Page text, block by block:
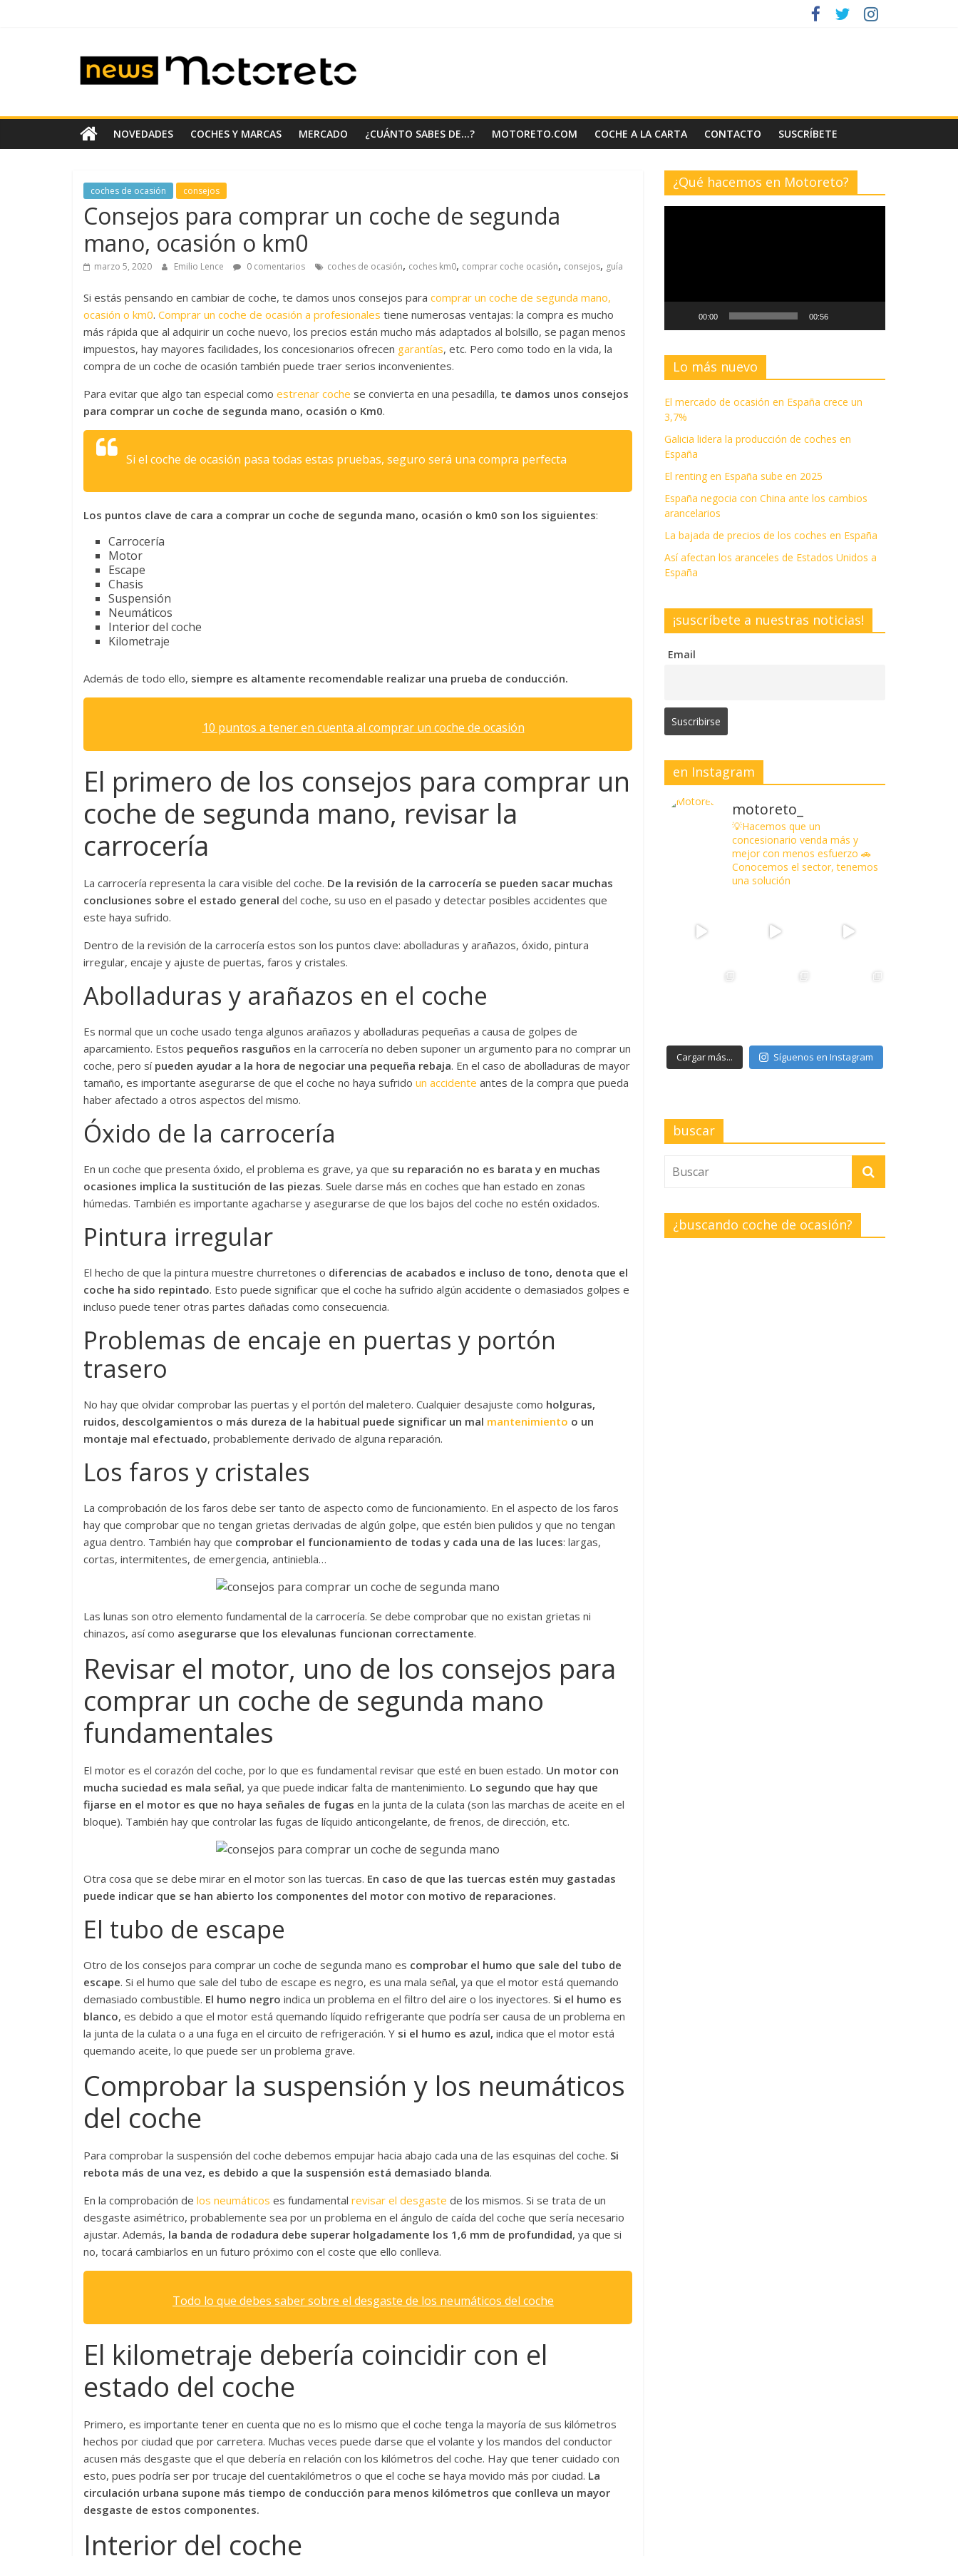
News
Motoreto
Noticias
de
de
ocasión
NOVEDADES COCHES Y MARCAS MERCADO ¿CUÁNTO SABES DE…? MOTORETO.COM COCHE A LA CARTA CONTACTO SUSCRÍBETE
coches de ocasión consejos
Consejos para comprar un coche de segunda
mano, ocasión o km0
marzo 5, 2020 Emilio Lence 0 comentarios coches de ocasión, coches km0, comprar coche ocasión, consejos, guía
Si estás pensando en cambiar de coche, te damos unos consejos para comprar un coche de segunda mano,
ocasión o km0. Comprar un coche de ocasión a profesionales tiene numerosas ventajas: la compra es mucho
más rápida que al adquirir un coche nuevo, los precios están mucho más adaptados al bolsillo, se pagan menos
impuestos, hay mayores facilidades, los concesionarios ofrecen garantías, etc. Pero como todo en la vida, la
compra de un coche de ocasión también puede traer serios inconvenientes.
Para evitar que algo tan especial como estrenar coche se convierta en una pesadilla, te damos unos consejos
para comprar un coche de segunda mano, ocasión o Km0.
Si el coche de ocasión pasa todas estas pruebas, seguro será una compra perfecta
Los puntos clave de cara a comprar un coche de segunda mano, ocasión o km0 son los siguientes:
Carrocería
Motor
Escape
Chasis
Suspensión
Neumáticos
Interior del coche
Kilometraje
Además de todo ello, siempre es altamente recomendable realizar una prueba de conducción.
10 puntos a tener en cuenta al comprar un coche de ocasión
El primero de los consejos para comprar un
coche de segunda mano, revisar la
carrocería
La carrocería representa la cara visible del coche. De la revisión de la carrocería se pueden sacar muchas
conclusiones sobre el estado general del coche, su uso en el pasado y detectar posibles accidentes que
este haya sufrido.
Dentro de la revisión de la carrocería estos son los puntos clave: abolladuras y arañazos, óxido, pintura
irregular, encaje y ajuste de puertas, faros y cristales.
Abolladuras y arañazos en el coche
Es normal que un coche usado tenga algunos arañazos y abolladuras pequeñas a causa de golpes de
aparcamiento. Estos pequeños rasguños en la carrocería no deben suponer un argumento para no comprar un
coche, pero sí pueden ayudar a la hora de negociar una pequeña rebaja. En el caso de abolladuras de mayor
tamaño, es importante asegurarse de que el coche no haya sufrido un accidente antes de la compra que pueda
haber afectado a otros aspectos del mismo.
Óxido de la carrocería
En un coche que presenta óxido, el problema es grave, ya que su reparación no es barata y en muchas
ocasiones implica la sustitución de las piezas. Suele darse más en coches que han estado en zonas
húmedas. También es importante agacharse y asegurarse de que los bajos del coche no estén oxidados.
Pintura irregular
El hecho de que la pintura muestre churretones o diferencias de acabados e incluso de tono, denota que el
coche ha sido repintado. Esto puede significar que el coche ha sufrido algún accidente o demasiados golpes e
incluso puede tener otras partes dañadas como consecuencia.
Problemas de encaje en puertas y portón
trasero
No hay que olvidar comprobar las puertas y el portón del maletero. Cualquier desajuste como holguras,
ruidos, descolgamientos o más dureza de la habitual puede significar un mal mantenimiento o un
montaje mal efectuado, probablemente derivado de alguna reparación.
Los faros y cristales
La comprobación de los faros debe ser tanto de aspecto como de funcionamiento. En el aspecto de los faros
hay que comprobar que no tengan grietas derivadas de algún golpe, que estén bien pulidos y que no tengan
agua dentro. También hay que comprobar el funcionamiento de todas y cada una de las luces: largas,
cortas, intermitentes, de emergencia, antiniebla…
Las lunas son otro elemento fundamental de la carrocería. Se debe comprobar que no existan grietas ni
chinazos, así como asegurarse que los elevalunas funcionan correctamente.
Revisar el motor, uno de los consejos para
comprar un coche de segunda mano
fundamentales
El motor es el corazón del coche, por lo que es fundamental revisar que esté en buen estado. Un motor con
mucha suciedad es mala señal, ya que puede indicar falta de mantenimiento. Lo segundo que hay que
fijarse en el motor es que no haya señales de fugas en la junta de la culata (son las marchas de aceite en el
bloque). También hay que controlar las fugas de líquido anticongelante, de frenos, de dirección, etc.
Otra cosa que se debe mirar en el motor son las tuercas. En caso de que las tuercas estén muy gastadas
puede indicar que se han abierto los componentes del motor con motivo de reparaciones.
El tubo de escape
Otro de los consejos para comprar un coche de segunda mano es comprobar el humo que sale del tubo de
escape. Si el humo que sale del tubo de escape es negro, es una mala señal, ya que el motor está quemando
demasiado combustible. El humo negro indica un problema en el filtro del aire o los inyectores. Si el humo es
blanco, es debido a que el motor está quemando líquido refrigerante que podría ser causa de un problema en
la junta de la culata o a una fuga en el circuito de refrigeración. Y si el humo es azul, indica que el motor está
quemando aceite, lo que puede ser un problema grave.
Comprobar la suspensión y los neumáticos
del coche
Para comprobar la suspensión del coche debemos empujar hacia abajo cada una de las esquinas del coche. Si
rebota más de una vez, es debido a que la suspensión está demasiado blanda.
En la comprobación de los neumáticos es fundamental revisar el desgaste de los mismos. Si se trata de un
desgaste asimétrico, probablemente sea por un problema en el ángulo de caída del coche que sería necesario
ajustar. Además, la banda de rodadura debe superar holgadamente los 1,6 mm de profundidad, ya que si
no, tocará cambiarlos en un futuro próximo con el coste que ello conlleva.
Todo lo que debes saber sobre el desgaste de los neumáticos del coche
El kilometraje debería coincidir con el
estado del coche
Primero, es importante tener en cuenta que no es lo mismo que el coche tenga la mayoría de sus kilómetros
hechos por ciudad que por carretera. Muchas veces puede darse que el volante y los mandos del conductor
acusen más desgaste que el que debería en relación con los kilómetros del coche. Hay que tener cuidado con
esto, pues podría ser por trucaje del cuentakilómetros o que el coche se haya movido más por ciudad. La
circulación urbana supone más tiempo de conducción para menos kilómetros que conlleva un mayor
desgaste de estos componentes.
Interior del coche
¿Qué hacemos en Motoreto?
00:00 00:56
Lo más nuevo
El mercado de ocasión en España crece un
3,7%
Galicia lidera la producción de coches en
España
El renting en España sube en 2025
España negocia con China ante los cambios
arancelarios
La bajada de precios de los coches en España
Así afectan los aranceles de Estados Unidos a
España
¡suscríbete a nuestras noticias!
Email
en Instagram
motoreto_
💡Hacemos que un
concesionario venda más y
mejor con menos esfuerzo 🚗
Conocemos el sector, tenemos
una solución
Cargar más... Síguenos en Instagram
buscar
¿buscando coche de ocasión?